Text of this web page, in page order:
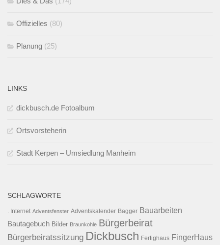
Offizielles (80)
Planung (25)
LINKS
dickbusch.de Fotoalbum
Ortsvorsteherin
Stadt Kerpen – Umsiedlung Manheim
SCHLAGWORTE
. Internet Adventsfenster Adventskalender Bagger Bauarbeiten
Bautagebuch Bilder Braunkohle Bürgerbeirat
Bürgerbeiratssitzung Dickbusch Fertighaus FingerHaus